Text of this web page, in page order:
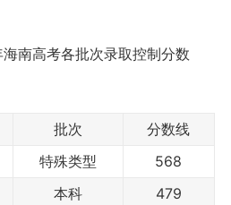
南高考各批次录取控制分数
批次
分数线
特殊类型
568
本科
479